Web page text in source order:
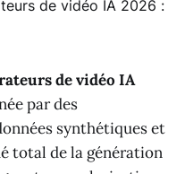
de vidéo IA
par des
synthétiques et
total de la génération